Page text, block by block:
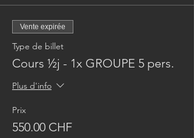
Vente expirée
Type de billet
Cours ½j - 1x GROUPE 5 pers.
Plus d'info
Prix
550.00 CHF